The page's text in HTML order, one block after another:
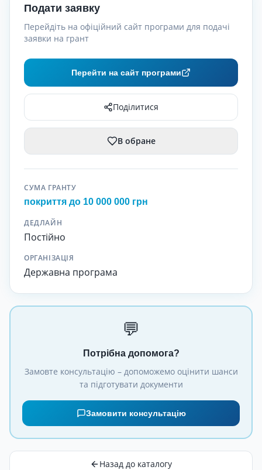
Подати заявку
Перейдіть на офіційний сайт програми для подачі
заявки на грант
Перейти на сайт програми
Поділитися
В обране
СУМА ГРАНТУ
покриття до 10 000 000 грн
ДЕДЛАЙН
Постійно
ОРГАНІЗАЦІЯ
Державна програма
💬
Потрібна допомога?
Замовте консультацію – допоможемо оцінити шанси
та підготувати документи
Замовити консультацію
Назад до каталогу